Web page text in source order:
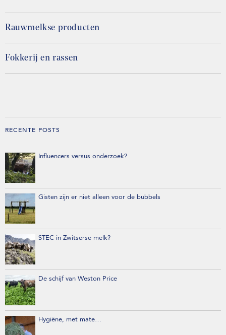
Rauwmelkse producten
Fokkerij en rassen
RECENTE POSTS
Influencers versus onderzoek?
Gisten zijn er niet alleen voor de bubbels
STEC in Zwitserse melk?
De schijf van Weston Price
Hygiëne, met mate…